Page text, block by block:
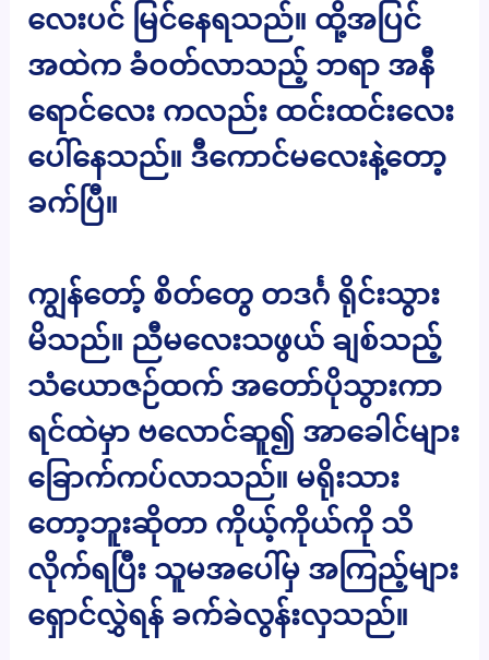
လေးပင် မြင်နေရသည်။ ထို့အပြင်
အထဲက ခံဝတ်လာသည့် ဘရာ အနီ
ရောင်လေး ကလည်း ထင်းထင်းလေး
ပေါ်နေသည်။ ဒီကောင်မလေးနဲ့တော့
ခက်ပြီ။
ကျွန်တော့် စိတ်တွေ တဒင်္ဂ ရိုင်းသွား
မိသည်။ ညီမလေးသဖွယ် ချစ်သည့်
သံယောဇဉ်ထက် အတော်ပိုသွားကာ
ရင်ထဲမှာ ဗလောင်ဆူ၍ အာခေါင်များ
ခြောက်ကပ်လာသည်။ မရိုးသား
တော့ဘူးဆိုတာ ကိုယ့်ကိုယ်ကို သိ
လိုက်ရပြီး သူမအပေါ်မှ အကြည့်များ
ရှောင်လွှဲရန် ခက်ခဲလွန်းလှသည်။